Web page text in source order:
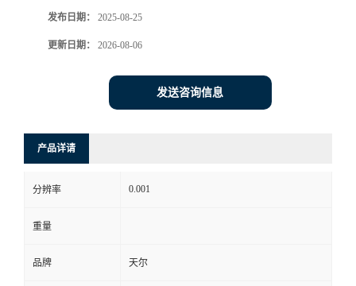
发布日期： 2025-08-25
更新日期： 2026-08-06
发送咨询信息
产品详请
分辨率 0.001
重量
品牌 天尔